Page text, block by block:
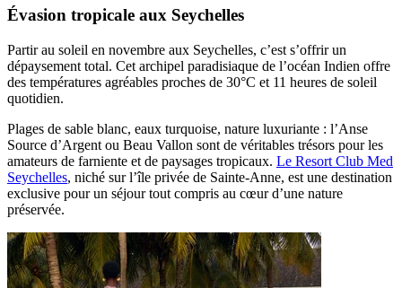
Évasion tropicale aux Seychelles
Partir au soleil en novembre aux Seychelles, c’est s’offrir un
dépaysement total. Cet archipel paradisiaque de l’océan Indien offre
des températures agréables proches de 30°C et 11 heures de soleil
quotidien.
Plages de sable blanc, eaux turquoise, nature luxuriante : l’Anse
Source d’Argent ou Beau Vallon sont de véritables trésors pour les
amateurs de farniente et de paysages tropicaux. Le Resort Club Med
Seychelles, niché sur l’île privée de Sainte-Anne, est une destination
exclusive pour un séjour tout compris au cœur d’une nature
préservée.